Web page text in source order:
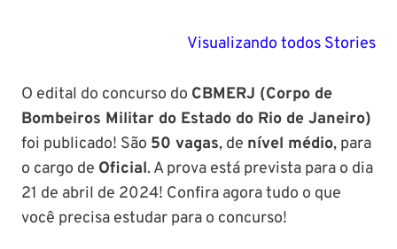
Visualizando todos Stories
2024
Polícia Federal:
sobre!
MG:
edital para
Soldado!
O edital do concurso do CBMERJ (Corpo de
Bombeiros Militar do Estado do Rio de Janeiro)
foi publicado! São 50 vagas, de nível médio, para
o cargo de Oficial. A prova está prevista para o dia
21 de abril de 2024! Confira agora tudo o que
você precisa estudar para o concurso!